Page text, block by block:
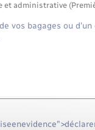
administrative
vos bagages ou